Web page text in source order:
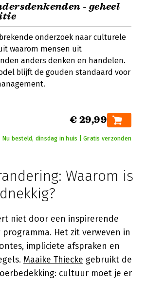
- geheel
onderzoek naar culturele
waarom mensen uit
anders denken en handelen.
blijft de gouden standaard voor
€ 29,99
Nu besteld, dinsdag in huis | Gratis verzonden
Waarom is
niet door een inspirerende
Het zit verweven in
impliciete afspraken en
Maaike Thiecke gebruikt de
cultuur moet je er